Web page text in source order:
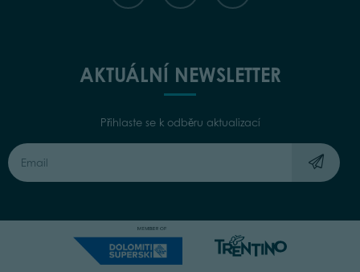
AKTUÁLNÍ NEWSLETTER
Přihlaste se k odběru aktualizací